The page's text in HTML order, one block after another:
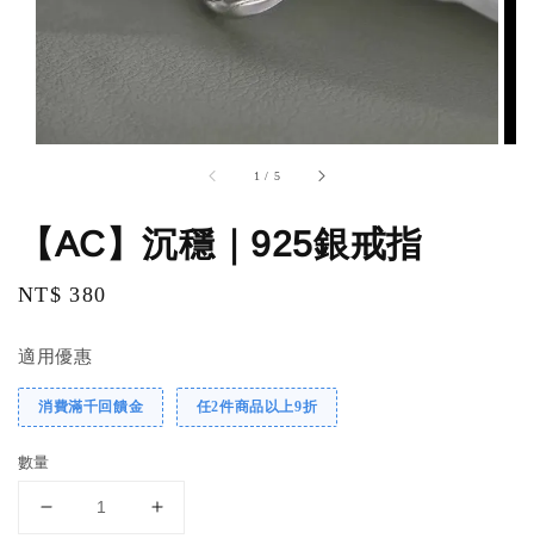
1 / 5
【AC】沉穩｜925銀戒指
Regular
NT$ 380
適用優惠
消費滿千回饋金 任2件商品以上9折
數量